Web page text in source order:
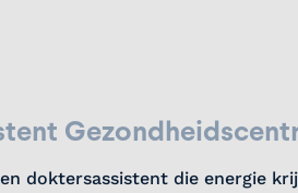
doktersassistent die energie